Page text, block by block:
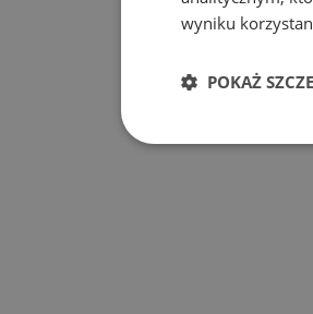
wyniku
POKAŻ